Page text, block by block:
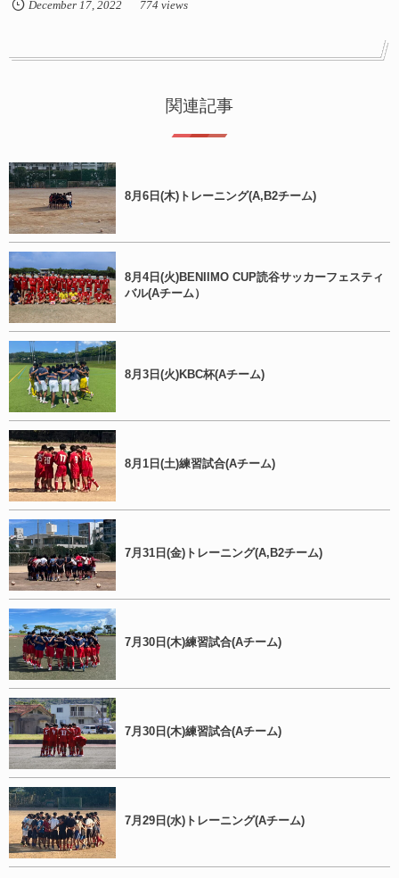
December 17, 2022 774 views
関連記事
8月6日(木)トレーニング(A,B2チーム)
8月4日(火)BENIIMO CUP読谷サッカーフェスティ
バル(Aチーム）
8月3日(火)KBC杯(Aチーム)
8月1日(土)練習試合(Aチーム)
7月31日(金)トレーニング(A,B2チーム)
7月30日(木)練習試合(Aチーム)
7月30日(木)練習試合(Aチーム)
7月29日(水)トレーニング(Aチーム)